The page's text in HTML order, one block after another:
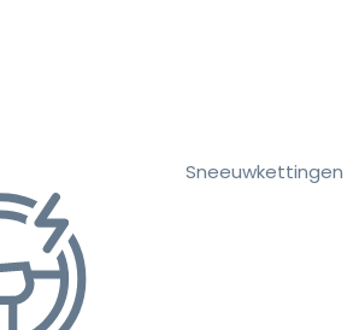
Sneeuwkettingen